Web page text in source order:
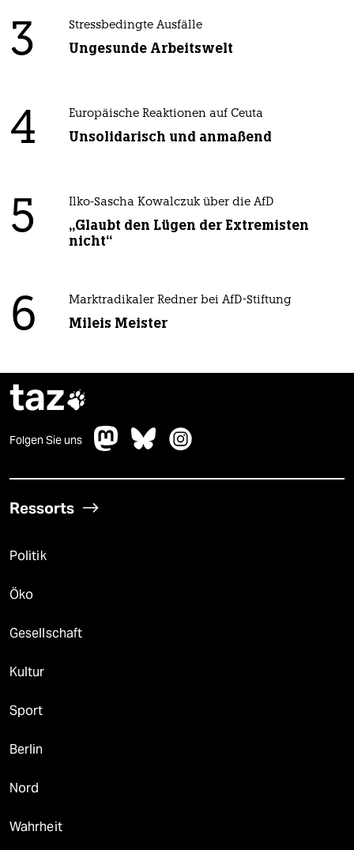
3 Stressbedingte Ausfälle
Ungesunde Arbeitswelt
4 Europäische Reaktionen auf Ceuta
Unsolidarisch und anmaßend
5 Ilko-Sascha Kowalczuk über die AfD
„Glaubt den Lügen der Extremisten
nicht“
6 Marktradikaler Redner bei AfD-Stiftung
Mileis Meister
taz
Folgen Sie uns
Ressorts
Politik
Öko
Gesellschaft
Kultur
Sport
Berlin
Nord
Wahrheit